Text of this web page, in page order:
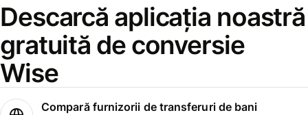
Descarcă aplicația noastră
gratuită de conversie
Wise
Compară furnizorii de transferuri de bani